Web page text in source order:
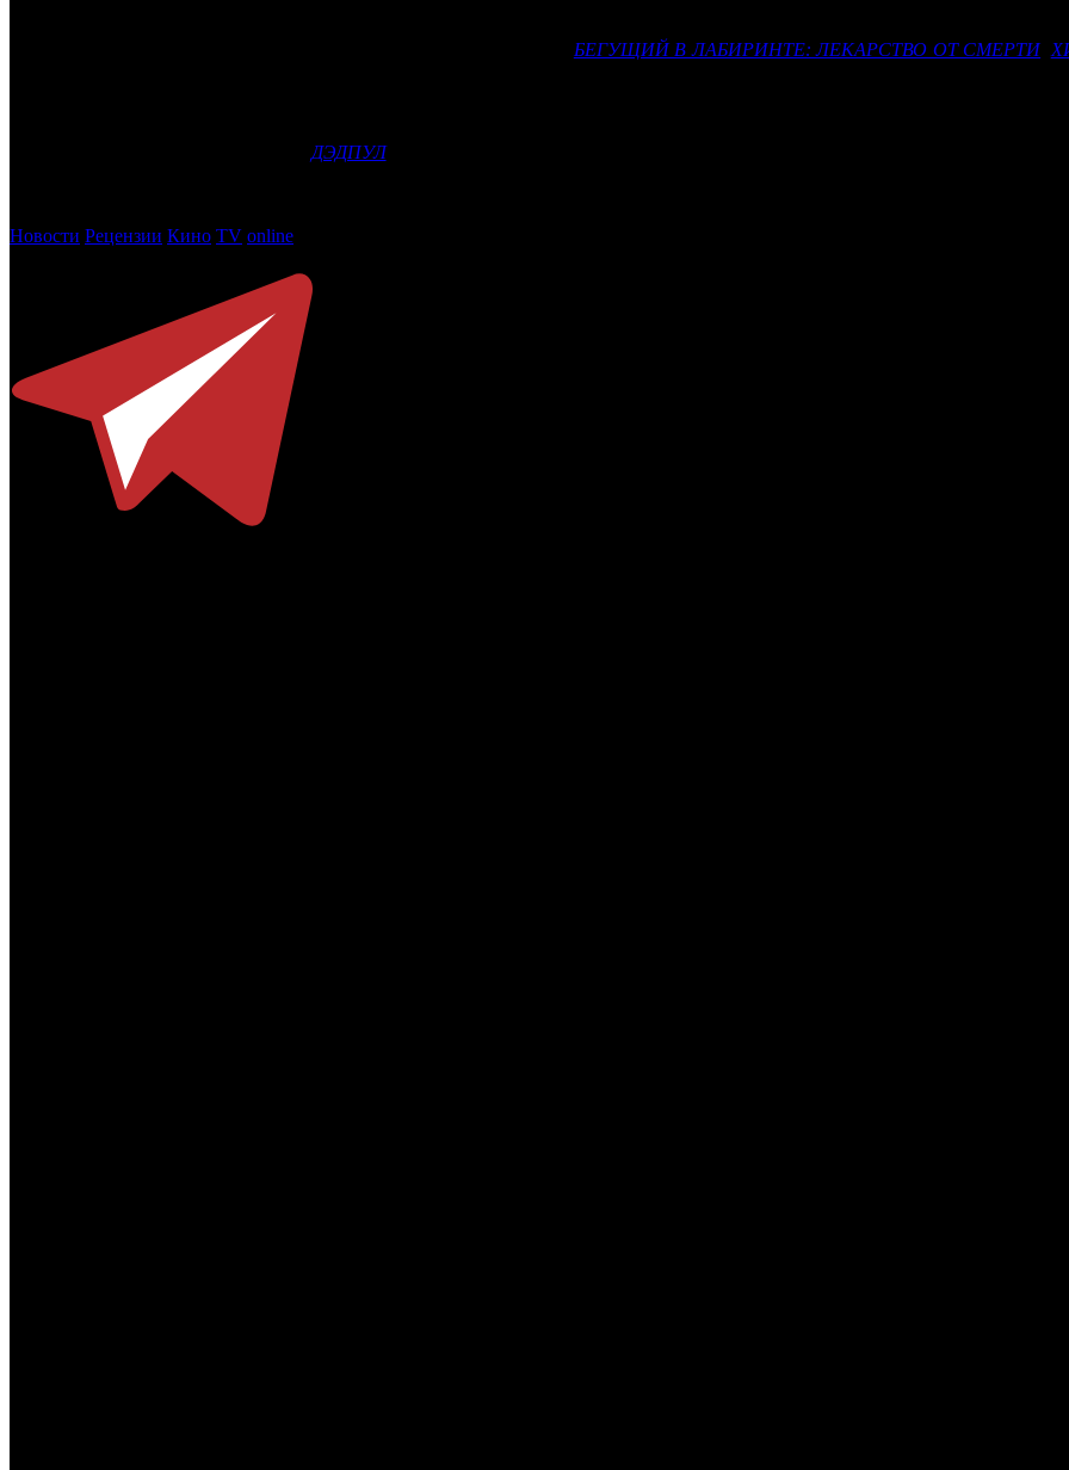
БЕГУЩИЙ В ЛАБИРИНТЕ: ЛЕКАРСТВО ОТ СМЕРТИ,
ДЭДПУЛнам чрезвычайно приятно расширить наш сделку с друзьями и партнерами из
Новости Рецензии Кино TV online